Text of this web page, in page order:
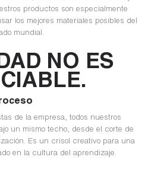
productos son especialmente
los mejores materiales posibles del
mundial.
NO ES
de la empresa, todos nuestros
un mismo techo, desde el corte de
Es un crisol creativo para una
en la cultura del aprendizaje.